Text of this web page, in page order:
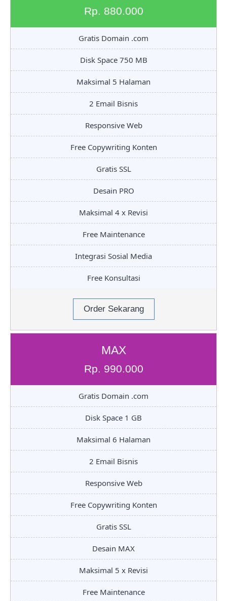
Rp. 880.000
Gratis Domain .com
Disk Space 750 MB
Maksimal 5 Halaman
2 Email Bisnis
Responsive Web
Free Copywriting Konten
Gratis SSL
Desain PRO
Maksimal 4 x Revisi
Free Maintenance
Integrasi Sosial Media
Free Konsultasi
Order Sekarang
MAX
Rp. 990.000
Gratis Domain .com
Disk Space 1 GB
Maksimal 6 Halaman
2 Email Bisnis
Responsive Web
Free Copywriting Konten
Gratis SSL
Desain MAX
Maksimal 5 x Revisi
Free Maintenance